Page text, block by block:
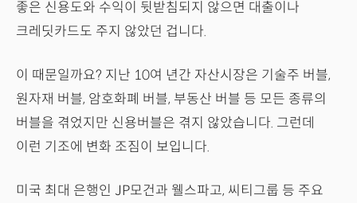
좋은 신용도와 수익이 뒷받침되지 않으면 대출이나
크레딧카드도 주지 않았던 겁니다.
이 때문일까요? 지난 10여 년간 자산시장은 기술주 버블,
원자재 버블, 암호화폐 버블, 부동산 버블 등 모든 종류의
버블을 겪었지만 신용버블은 겪지 않았습니다. 그런데
이런 기조에 변화 조짐이 보입니다.
미국 최대 은행인 JP모건과 웰스파고, 씨티그룹 등 주요